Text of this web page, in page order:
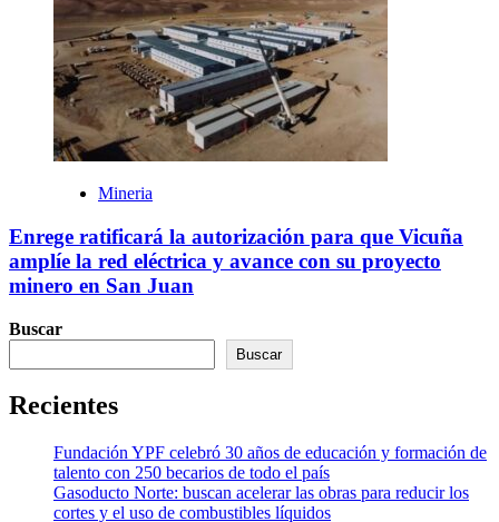
Mineria
Enrege ratificará la autorización para que Vicuña
amplíe la red eléctrica y avance con su proyecto
minero en San Juan
Buscar
Buscar
Recientes
Fundación YPF celebró 30 años de educación y formación de
talento con 250 becarios de todo el país
Gasoducto Norte: buscan acelerar las obras para reducir los
cortes y el uso de combustibles líquidos